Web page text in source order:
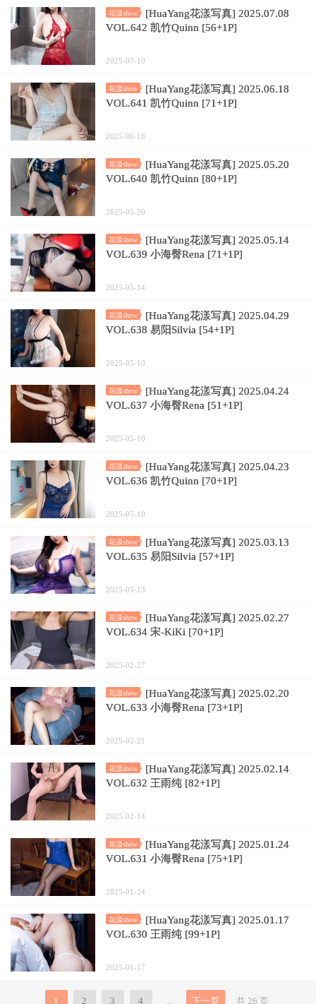
花漾show
[HuaYang花漾写真] 2025.07.08
VOL.642 凯竹Quinn [56+1P]
2025-07-10
花漾show
[HuaYang花漾写真] 2025.06.18
VOL.641 凯竹Quinn [71+1P]
2025-06-18
花漾show
[HuaYang花漾写真] 2025.05.20
VOL.640 凯竹Quinn [80+1P]
2025-05-20
花漾show
[HuaYang花漾写真] 2025.05.14
VOL.639 小海臀Rena [71+1P]
2025-05-14
花漾show
[HuaYang花漾写真] 2025.04.29
VOL.638 易阳Silvia [54+1P]
2025-05-10
花漾show
[HuaYang花漾写真] 2025.04.24
VOL.637 小海臀Rena [51+1P]
2025-05-10
花漾show
[HuaYang花漾写真] 2025.04.23
VOL.636 凯竹Quinn [70+1P]
2025-05-10
花漾show
[HuaYang花漾写真] 2025.03.13
VOL.635 易阳Silvia [57+1P]
2025-03-13
花漾show
[HuaYang花漾写真] 2025.02.27
VOL.634 宋-KiKi [70+1P]
2025-02-27
花漾show
[HuaYang花漾写真] 2025.02.20
VOL.633 小海臀Rena [73+1P]
2025-02-21
花漾show
[HuaYang花漾写真] 2025.02.14
VOL.632 王雨纯 [82+1P]
2025-02-14
花漾show
[HuaYang花漾写真] 2025.01.24
VOL.631 小海臀Rena [75+1P]
2025-01-24
花漾show
[HuaYang花漾写真] 2025.01.17
VOL.630 王雨纯 [99+1P]
2025-01-17
1 2 3 4 ... 下一页 共 26 页